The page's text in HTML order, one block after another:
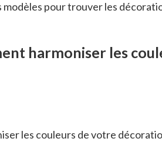
modèles pour trouver les
harmoniser les
les couleurs de votre